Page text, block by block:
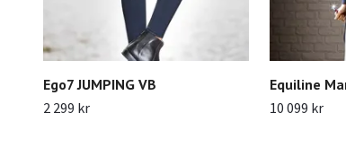
Ego7 JUMPING VB
2 299 kr
Equiline
10 099 kr